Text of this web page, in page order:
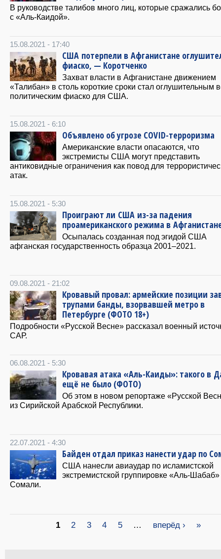
В руководстве талибов много лиц, которые сражались
с «Аль-Каидой».
15.08.2021 - 17:40
США потерпели в Афганистане
фиаско, — Коротченко
Захват власти в Афганистане движением
«Талибан» в столь короткие сроки стал оглушительным
политическим фиаско для США.
15.08.2021 - 6:10
Объявлено об угрозе СОVID-терроризма
Американские власти опасаются, что
экстремисты США могут представить
антиковидные ограничения как повод для
атак.
15.08.2021 - 5:30
Проиграют ли США из-за падения
проамериканского режима в
Осыпалась созданная под эгидой США
афганская государственность образца 2001–2021.
09.08.2021 - 21:02
Кровавый провал: армейские позиции
трупами банды, взорвавшей метро в
Петербурге (ФОТО 18+)
Подробности «Русской Весне» рассказал военный
САР.
06.08.2021 - 5:30
Кровавая атака «Аль-Каиды»: такого в
ещё не было (ФОТО)
Об этом в новом репортаже «Русской
из Сирийской Арабской Республики.
22.07.2021 - 4:30
Байден отдал приказ нанести удар по
США нанесли авиаудар по исламистской
экстремистской группировке «Аль-Шабаб»
Сомали.
1 2 3 4 5 … вперёд › »